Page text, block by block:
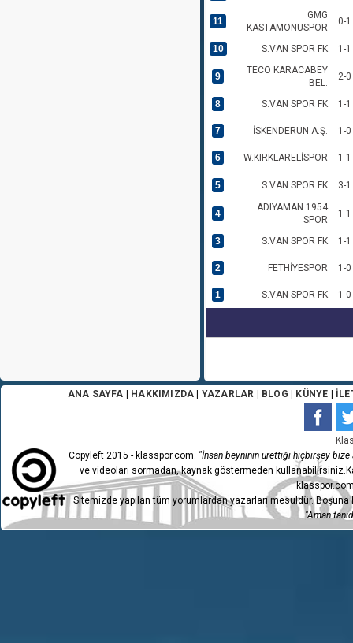
11
GMG
KASTAMONUSPOR
0-1
10 S.VAN SPOR FK 1-1
9
TECO KARACABEY
BEL.
2-0
8 S.VAN SPOR FK 1-1
7 İSKENDERUN A.Ş. 1-0
6 W.KIRKLARELİSPOR 1-1
5 S.VAN SPOR FK 3-1
4
ADIYAMAN 1954
SPOR
1-1
3 S.VAN SPOR FK 1-1
2 FETHİYESPOR 1-0
1 S.VAN SPOR FK 1-0
ANA SAYFA HAKKIMIZDA YAZARLAR BLOG KÜNYE
Copyleft 2015 - klasspor.com. "İnsan beyninin ürettiği hiçbirşey bize
ve videoları sormadan, kaynak göstermeden
Sitemizde yapılan tüm yorumlardan yazarları mesuldür.
"Aman